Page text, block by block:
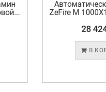
ZeFire М
28
В